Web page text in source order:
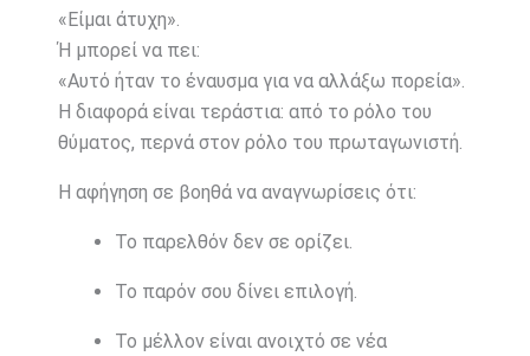
«Είμαι άτυχη».
Ή μπορεί να πει:
«Αυτό ήταν το έναυσμα για να αλλάξω πορεία».
Η διαφορά είναι τεράστια: από το ρόλο του
θύματος, περνά στον ρόλο του πρωταγωνιστή.
Η αφήγηση σε βοηθά να αναγνωρίσεις ότι:
Το παρελθόν δεν σε ορίζει.
Το παρόν σου δίνει επιλογή.
Το μέλλον είναι ανοιχτό σε νέα